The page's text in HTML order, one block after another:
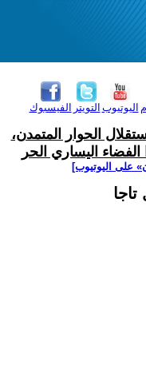
الفيسبوك التويتر اليوتيوب
الحوار المتمدن،
اليساري الحر
على اليوتيوب]